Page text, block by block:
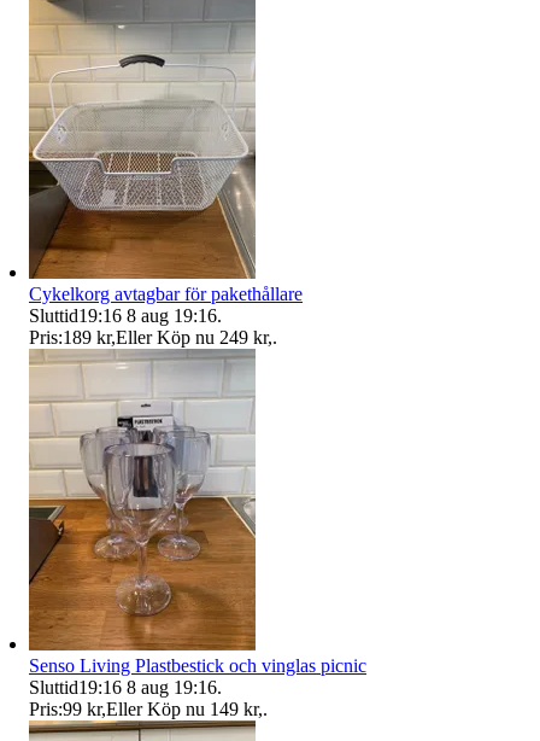
Cykelkorg avtagbar för pakethållare
Sluttid19:16 8 aug 19:16.
Pris:189 kr,Eller Köp nu 249 kr,.
Senso Living Plastbestick och vinglas picnic
Sluttid19:16 8 aug 19:16.
Pris:99 kr,Eller Köp nu 149 kr,.